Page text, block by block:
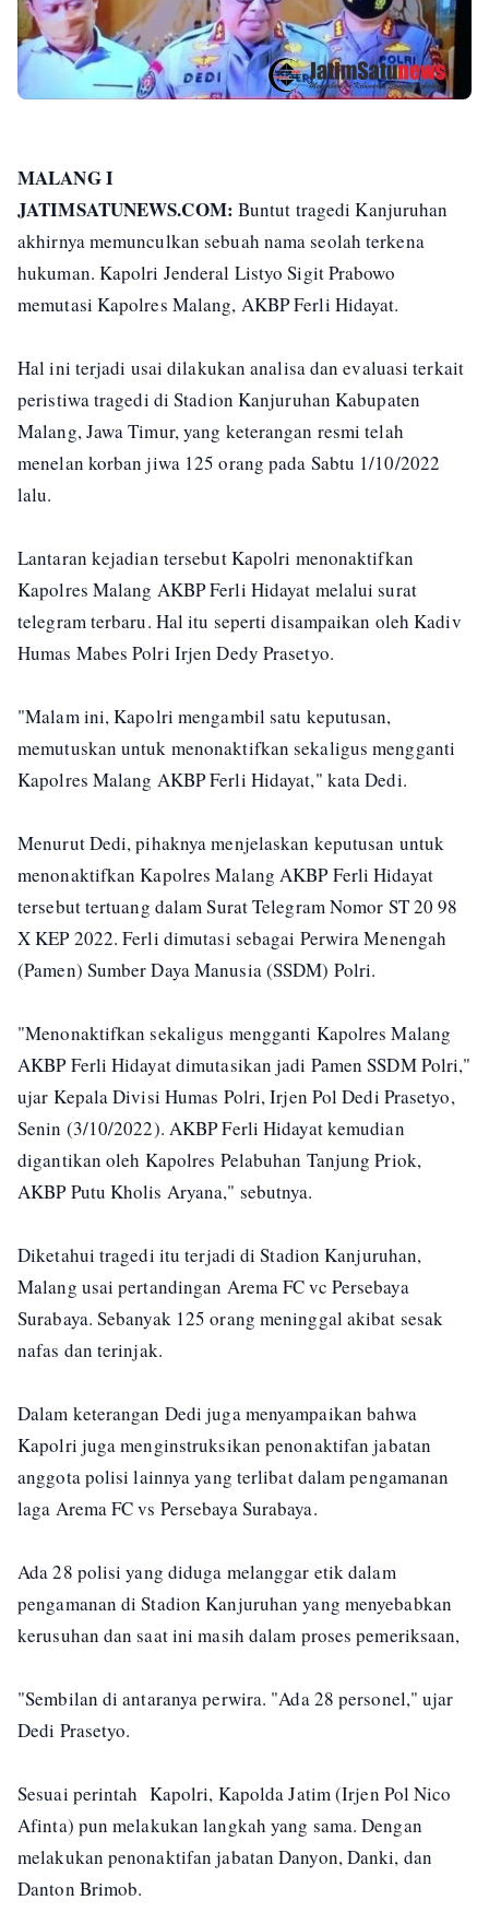
MALANG I
JATIMSATUNEWS.COM: Buntut tragedi Kanjuruhan
akhirnya memunculkan sebuah nama seolah terkena
hukuman. Kapolri Jenderal Listyo Sigit Prabowo
memutasi Kapolres Malang, AKBP Ferli Hidayat.
Hal ini terjadi usai dilakukan analisa dan evaluasi terkait
peristiwa tragedi di Stadion Kanjuruhan Kabupaten
Malang, Jawa Timur, yang keterangan resmi telah
menelan korban jiwa 125 orang pada Sabtu 1/10/2022
lalu.
Lantaran kejadian tersebut Kapolri menonaktifkan
Kapolres Malang AKBP Ferli Hidayat melalui surat
telegram terbaru. Hal itu seperti disampaikan oleh Kadiv
Humas Mabes Polri Irjen Dedy Prasetyo.
"Malam ini, Kapolri mengambil satu keputusan,
memutuskan untuk menonaktifkan sekaligus mengganti
Kapolres Malang AKBP Ferli Hidayat," kata Dedi.
Menurut Dedi, pihaknya menjelaskan keputusan untuk
menonaktifkan Kapolres Malang AKBP Ferli Hidayat
tersebut tertuang dalam Surat Telegram Nomor ST 20 98
X KEP 2022. Ferli dimutasi sebagai Perwira Menengah
(Pamen) Sumber Daya Manusia (SSDM) Polri.
"Menonaktifkan sekaligus mengganti Kapolres Malang
AKBP Ferli Hidayat dimutasikan jadi Pamen SSDM Polri,"
ujar Kepala Divisi Humas Polri, Irjen Pol Dedi Prasetyo,
Senin (3/10/2022). AKBP Ferli Hidayat kemudian
digantikan oleh Kapolres Pelabuhan Tanjung Priok,
AKBP Putu Kholis Aryana," sebutnya.
Diketahui tragedi itu terjadi di Stadion Kanjuruhan,
Malang usai pertandingan Arema FC vc Persebaya
Surabaya. Sebanyak 125 orang meninggal akibat sesak
nafas dan terinjak.
Dalam keterangan Dedi juga menyampaikan bahwa
Kapolri juga menginstruksikan penonaktifan jabatan
anggota polisi lainnya yang terlibat dalam pengamanan
laga Arema FC vs Persebaya Surabaya.
Ada 28 polisi yang diduga melanggar etik dalam
pengamanan di Stadion Kanjuruhan yang menyebabkan
kerusuhan dan saat ini masih dalam proses pemeriksaan,
"Sembilan di antaranya perwira. "Ada 28 personel," ujar
Dedi Prasetyo.
Sesuai perintah Kapolri, Kapolda Jatim (Irjen Pol Nico
Afinta) pun melakukan langkah yang sama. Dengan
melakukan penonaktifan jabatan Danyon, Danki, dan
Danton Brimob.